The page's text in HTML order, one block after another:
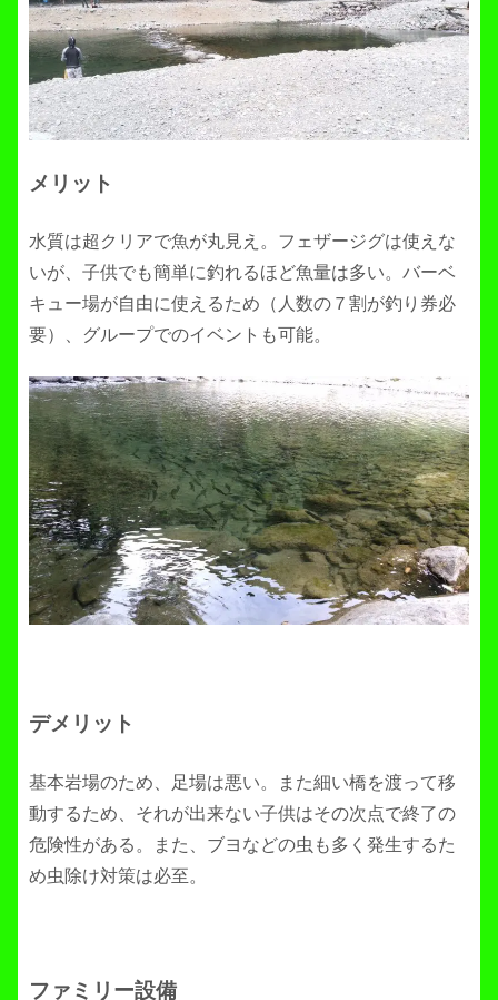
メリット
水質は超クリアで魚が丸見え。フェザージグは使えな
いが、子供でも簡単に釣れるほど魚量は多い。バーベ
キュー場が自由に使えるため（人数の７割が釣り券必
要）、グループでのイベントも可能。
デメリット
基本岩場のため、足場は悪い。また細い橋を渡って移
動するため、それが出来ない子供はその次点で終了の
危険性がある。また、ブヨなどの虫も多く発生するた
め虫除け対策は必至。
ファミリー設備